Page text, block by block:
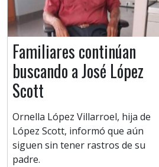
Familiares continúan
buscando a José López
Scott
Ornella López Villarroel, hija de
López Scott, informó que aún
siguen sin tener rastros de su
padre.